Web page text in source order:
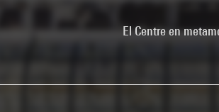
El Centre en